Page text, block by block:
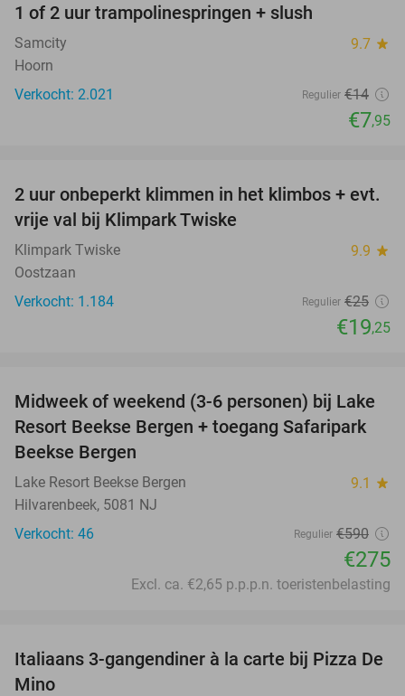
1 of 2 uur trampolinespringen + slush
Samcity 9.7 star
Hoorn
Verkocht: 2.021
Regulier €14
€7,95
23%
2 uur onbeperkt klimmen in het klimbos + evt.
vrije val bij Klimpark Twiske
Klimpark Twiske 9.9 star
Oostzaan
Verkocht: 1.184
Regulier €25
€19,25
53%
Midweek of weekend (3-6 personen) bij Lake
Resort Beekse Bergen + toegang Safaripark
Beekse Bergen
Lake Resort Beekse Bergen 9.1 star
Hilvarenbeek, 5081 NJ
Verkocht: 46
Regulier €590
€275
Excl. ca. €2,65 p.p.p.n. toeristenbelasting
31%
Italiaans 3-gangendiner à la carte bij Pizza De
Mino